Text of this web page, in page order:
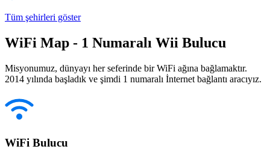
Tüm şehirleri göster
WiFi Map - 1 Numaralı Wii Bulucu
Misyonumuz, dünyayı her seferinde bir WiFi ağına bağlamaktır.
2014 yılında başladık ve şimdi 1 numaralı İnternet bağlantı aracıyız.
WiFi Bulucu